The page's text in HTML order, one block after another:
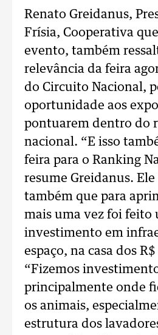
Renato Greidanus,
Frísia, Cooperativa
evento, também
relevância da feira
do Circuito Nacional,
oportunidade aos
pontuarem dentro do
nacional. “E isso
feira para o Ranking
resume Greidanus.
também que para
mais uma vez foi feito
investimento em
espaço, na casa dos
“Fizemos
principalmente onde
os animais,
estrutura dos